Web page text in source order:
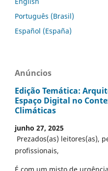
Português (Brasil)
Español (España)
Anúncios
Edição Temática:
Espaço Digital no
Climáticas
junho 27, 2025
Prezados(as) leitores(as),
profissionais,